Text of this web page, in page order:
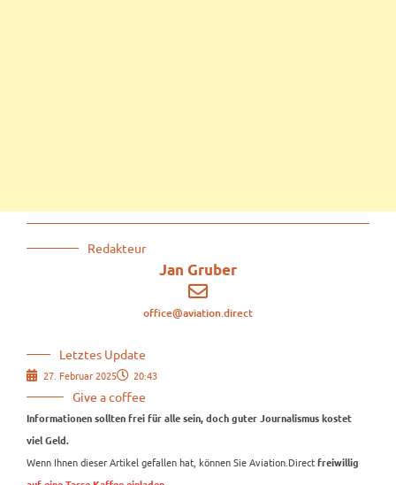
Redakteur
Jan Gruber
office@aviation.direct
Letztes Update
27. Februar 2025 20:43
Give a coffee
Informationen sollten frei für alle sein, doch guter Journalismus kostet
viel Geld.
Wenn Ihnen dieser Artikel gefallen hat, können Sie Aviation.Direct freiwillig